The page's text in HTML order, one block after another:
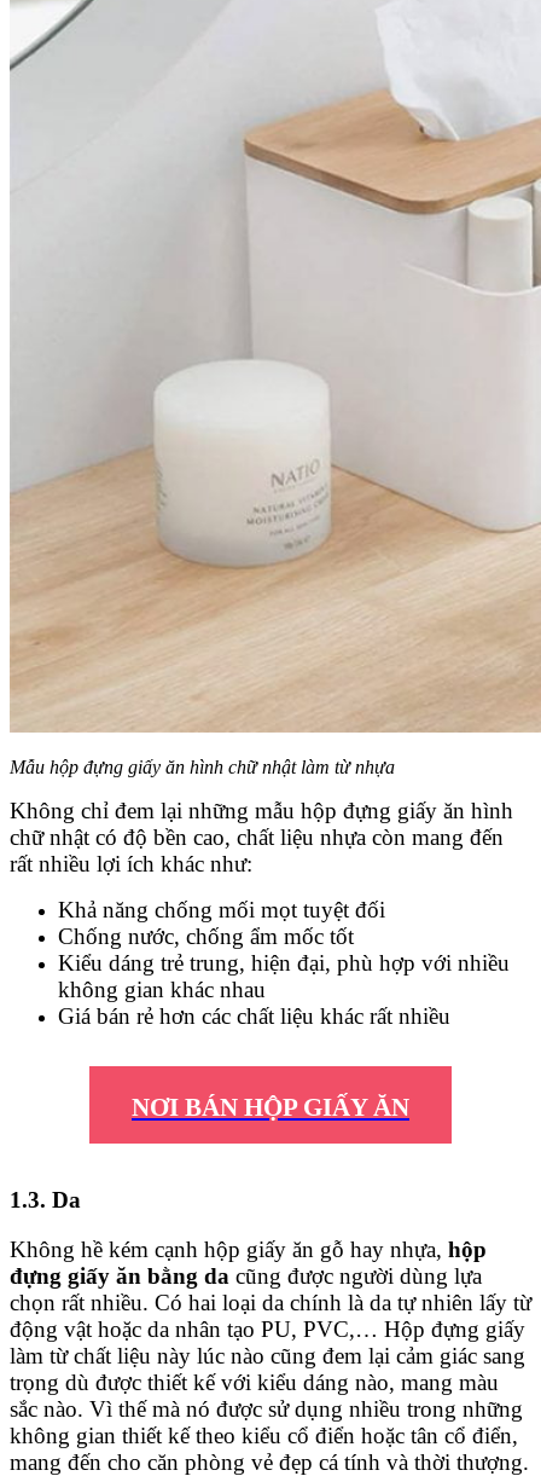
Mẫu hộp đựng giấy ăn hình chữ nhật làm từ nhựa
Không chỉ đem lại những mẫu hộp đựng giấy ăn hình
chữ nhật có độ bền cao, chất liệu nhựa còn mang đến
rất nhiều lợi ích khác như:
Khả năng chống mối mọt tuyệt đối
Chống nước, chống ẩm mốc tốt
Kiểu dáng trẻ trung, hiện đại, phù hợp với nhiều
không gian khác nhau
Giá bán rẻ hơn các chất liệu khác rất nhiều
NƠI BÁN HỘP GIẤY ĂN
1.3. Da
Không hề kém cạnh hộp giấy ăn gỗ hay nhựa, hộp
đựng giấy ăn bằng da cũng được người dùng lựa
chọn rất nhiều. Có hai loại da chính là da tự nhiên lấy từ
động vật hoặc da nhân tạo PU, PVC,… Hộp đựng giấy
làm từ chất liệu này lúc nào cũng đem lại cảm giác sang
trọng dù được thiết kế với kiểu dáng nào, mang màu
sắc nào. Vì thế mà nó được sử dụng nhiều trong những
không gian thiết kế theo kiểu cổ điển hoặc tân cổ điển,
mang đến cho căn phòng vẻ đẹp cá tính và thời thượng.